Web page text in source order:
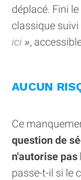
déplacé. Fini
classique
ici
,
AUCUN
Ce
question de
n'autorise pas
passe-t-il si le